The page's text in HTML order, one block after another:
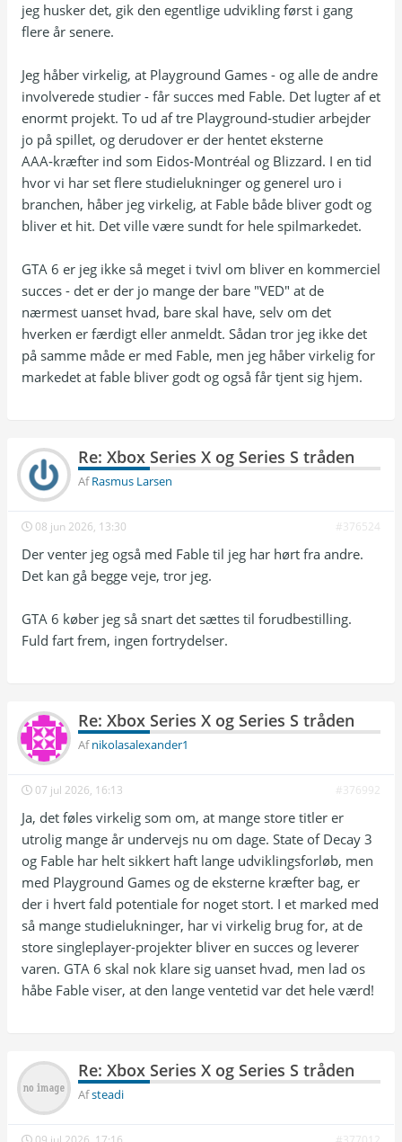
jeg husker det, gik den egentlige udvikling først i gang
flere år senere.
Jeg håber virkelig, at Playground Games - og alle de andre
involverede studier - får succes med Fable. Det lugter af et
enormt projekt. To ud af tre Playground‑studier arbejder
jo på spillet, og derudover er der hentet eksterne
AAA‑kræfter ind som Eidos‑Montréal og Blizzard. I en tid
hvor vi har set flere studielukninger og generel uro i
branchen, håber jeg virkelig, at Fable både bliver godt og
bliver et hit. Det ville være sundt for hele spilmarkedet.
GTA 6 er jeg ikke så meget i tvivl om bliver en kommerciel
succes - det er der jo mange der bare "VED" at de
nærmest uanset hvad, bare skal have, selv om det
hverken er færdigt eller anmeldt. Sådan tror jeg ikke det
på samme måde er med Fable, men jeg håber virkelig for
markedet at fable bliver godt og også får tjent sig hjem.
Re: Xbox Series X og Series S tråden
AfRasmus Larsen
08 jun 2026, 13:30 #376524
Der venter jeg også med Fable til jeg har hørt fra andre.
Det kan gå begge veje, tror jeg.
GTA 6 køber jeg så snart det sættes til forudbestilling.
Fuld fart frem, ingen fortrydelser.
Re: Xbox Series X og Series S tråden
Afnikolasalexander1
07 jul 2026, 16:13 #376992
Ja, det føles virkelig som om, at mange store titler er
utrolig mange år undervejs nu om dage. State of Decay 3
og Fable har helt sikkert haft lange udviklingsforløb, men
med Playground Games og de eksterne kræfter bag, er
der i hvert fald potentiale for noget stort. I et marked med
så mange studielukninger, har vi virkelig brug for, at de
store singleplayer-projekter bliver en succes og leverer
varen. GTA 6 skal nok klare sig uanset hvad, men lad os
håbe Fable viser, at den lange ventetid var det hele værd!
Re: Xbox Series X og Series S tråden
Afsteadi